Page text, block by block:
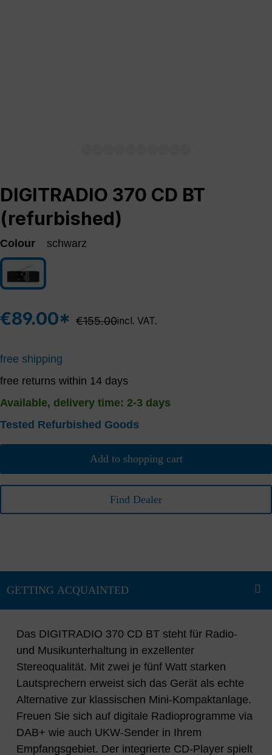
DIGITRADIO 370 CD BT
(refurbished)
Colour schwarz
schwarz
€89.00* Regular price:
€155.00incl. VAT.
free shipping
free returns within 14 days
Available, delivery time: 2-3 days
Tested Refurbished Goods
Add to shopping cart
Find Dealer
Das DIGITRADIO 370 CD BT steht für Radio-
und Musikunterhaltung in exzellenter
Stereoqualität. Mit zwei je fünf Watt starken
Lautsprechern erweist sich das Gerät als echte
Alternative zur klassischen Mini-Kompaktanlage.
Freuen Sie sich auf digitale Radioprogramme via
DAB+ wie auch UKW-Sender in Ihrem
Empfangsgebiet. Der integrierte CD-Player spielt